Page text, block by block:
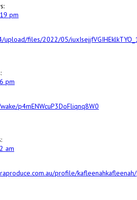
pm
upload/files/2022/05/
pm
p4mENWcuP3DoFliqnq8W0
am
profile/